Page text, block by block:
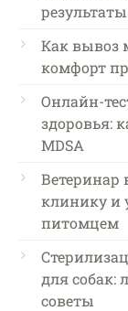
результаты
Как вывоз
комфорт
Онлайн-
здоровья:
MDSA
Ветеринар
клинику и
питомцем
для
советы